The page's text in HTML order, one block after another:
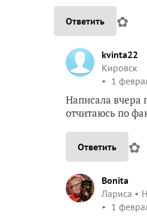
Ответить ✿
kvinta22
Кировск
1
Написала вчера
отчитаюсь по
Ответить ✿
Bonita
Лариса
1